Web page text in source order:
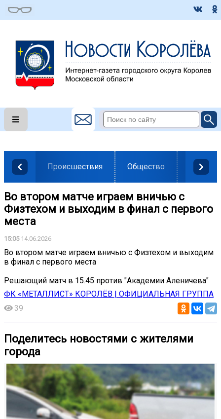
Происшествия Общество Власть
Во втором матче играем вничью с
Физтехом и выходим в финал с первого
места
15:0514.06.2026
Во втором матче играем вничью с Физтехом и выходим
в финал с первого места
Решающий матч в 15.45 против "Академии Аленичева"
ФК «МЕТАЛЛИСТ» КОРОЛЁВ | ОФИЦИАЛЬНАЯ ГРУППА
39
Поделитесь новостями с жителями
города